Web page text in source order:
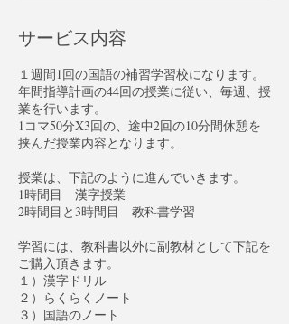
サービス内容
１週間1回の国語の補習学習校になります。
年間指導計画の44回の授業に従い、毎週、授
業を行います。
1コマ50分X3回の、途中2回の10分間休憩を
挟んだ授業内容となります。
授業は、下記のように進んでいきます。
1時間目 漢字授業
2時間目と3時間目 教科書学習
学習には、教科書以外に副教材として下記を
ご購入頂きます。
１）漢字ドリル
２）らくらくノート
３）国語のノート